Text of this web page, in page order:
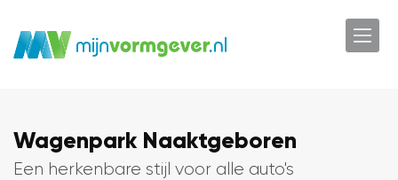
Wagenpark Naaktgeboren
Een herkenbare stijl voor alle auto's